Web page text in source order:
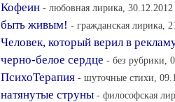
Кофеин - любовная лирика, 30.12.2012
быть живым! - гражданская лирика,
Человек, который верил в
черно-белое сердце - без рубрики,
ПсихоТерапия - шуточные стихи,
натянутые струны - философская